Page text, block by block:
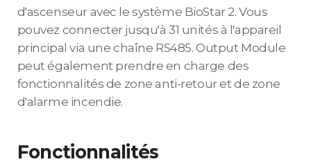
d'ascenseur avec le système BioStar 2. Vous
pouvez connecter jusqu'à 31 unités à l'appareil
principal via une chaîne RS485. Output Module
peut également prendre en charge des
fonctionnalités de zone anti-retour et de zone
d'alarme incendie.
Fonctionnalités